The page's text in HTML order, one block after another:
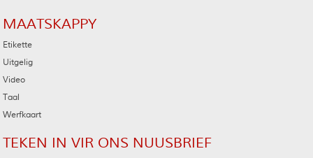
MAATSKAPPY
Etikette
Uitgelig
Video
Taal
Werfkaart
TEKEN IN VIR ONS NUUSBRIEF